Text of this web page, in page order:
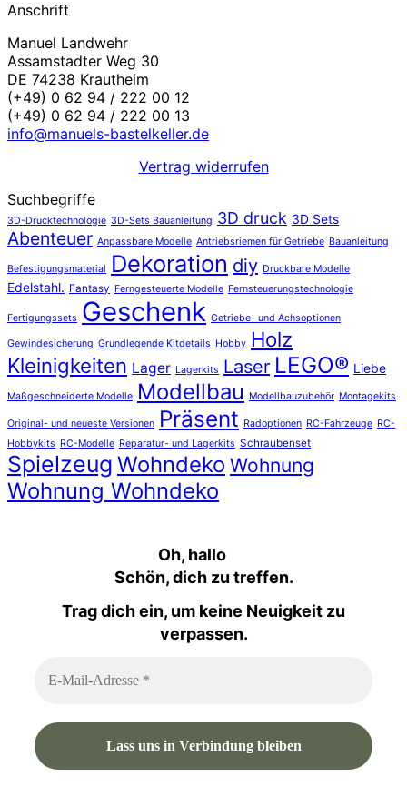
Anschrift
Manuel Landwehr
Assamstadter Weg 30
DE 74238 Krautheim
(+49) 0 62 94 / 222 00 12
(+49) 0 62 94 / 222 00 13
info@manuels-bastelkeller.de
Vertrag widerrufen
Suchbegriffe
3D-Drucktechnologie 3D-Sets Bauanleitung 3D druck 3D Sets
Abenteuer Anpassbare Modelle Antriebsriemen für Getriebe Bauanleitung
Befestigungsmaterial Dekoration diy Druckbare Modelle
Edelstahl. Fantasy Ferngesteuerte Modelle Fernsteuerungstechnologie
Fertigungssets Geschenk Getriebe- und Achsoptionen
Gewindesicherung Grundlegende Kitdetails Hobby Holz
Kleinigkeiten Lager Lagerkits Laser LEGO® Liebe
Maßgeschneiderte Modelle Modellbau Modellbauzubehör Montagekits
Original- und neueste Versionen Präsent Radoptionen RC-Fahrzeuge RC-
Hobbykits RC-Modelle Reparatur- und Lagerkits Schraubenset
Spielzeug Wohndeko Wohnung
Wohnung Wohndeko
Oh, hallo
Schön, dich zu treffen.
Trag dich ein, um keine Neuigkeit zu
verpassen.